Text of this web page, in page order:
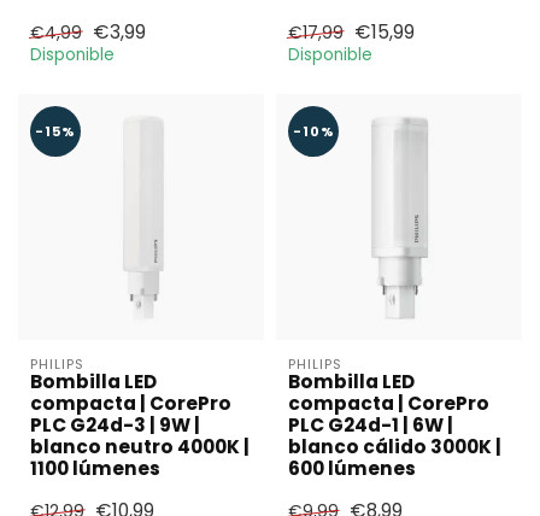
€4,99 €3,99
Disponible
€17,99 €15,99
Disponible
-15%
PHILIPS
Bombilla LED
compacta | CorePro
PLC G24d-3 | 9W |
blanco neutro 4000K |
1100 lúmenes
€12,99 €10,99
-10%
PHILIPS
Bombilla LED
compacta | CorePro
PLC G24d-1 | 6W |
blanco cálido 3000K |
600 lúmenes
€9,99 €8,99